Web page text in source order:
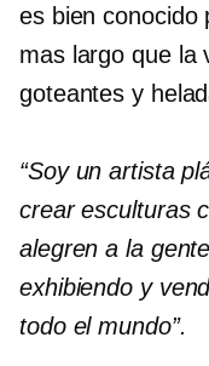
es bien conocido
mas largo que la
goteantes y
“Soy un artista
crear esculturas
alegren a la
exhibiendo y
todo el mundo”.